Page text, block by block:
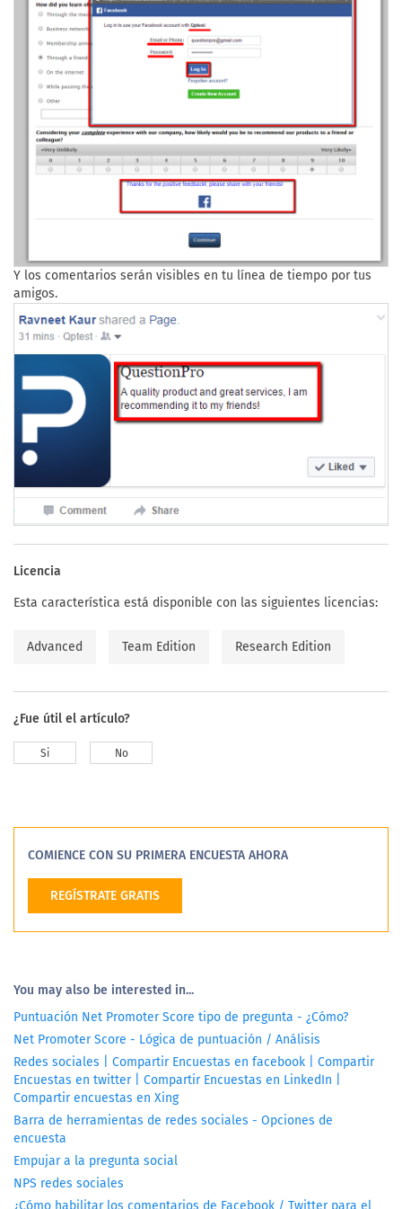
Y los comentarios serán visibles en tu línea de tiempo por tus
amigos.
Licencia
Esta característica está disponible con las siguientes licencias:
Advanced Team Edition Research Edition
¿Fue útil el artículo?
Si No
COMIENCE CON SU PRIMERA ENCUESTA AHORA
REGÍSTRATE GRATIS
You may also be interested in...
Puntuación Net Promoter Score tipo de pregunta - ¿Cómo?
Net Promoter Score - Lógica de puntuación / Análisis
Redes sociales | Compartir Encuestas en facebook | Compartir
Encuestas en twitter | Compartir Encuestas en LinkedIn |
Compartir encuestas en Xing
Barra de herramientas de redes sociales - Opciones de
encuesta
Empujar a la pregunta social
NPS redes sociales
¿Cómo habilitar los comentarios de Facebook / Twitter para el